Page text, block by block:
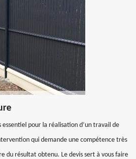
pour la réalisation d’un travail de
qui demande une compétence très
du résultat obtenu. Le devis sert à vous faire